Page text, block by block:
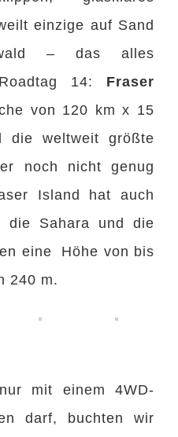
einzige auf Sand
– das alles
14: Fraser
von 120 km x 15
die weltweit größte
noch nicht genug
Island hat auch
die Sahara und die
eine Höhe von bis
240 m.
mit einem 4WD-
darf, buchten wir